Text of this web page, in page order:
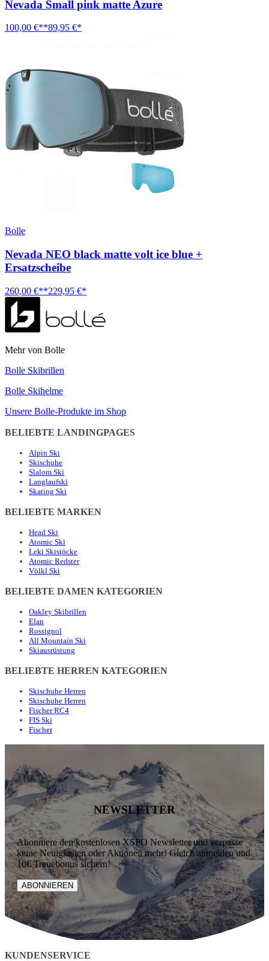
Nevada Small pink matte Azure
100,00 €**89,95 €*
Bolle
Nevada NEO black matte volt ice blue +
Ersatzscheibe
260,00 €**229,95 €*
Mehr von Bolle
Bolle Skibrillen
Bolle Skihelme
Unsere Bolle-Produkte im Shop
BELIEBTE LANDINGPAGES
Alpin Ski
Skischuhe
Slalom Ski
Langlaufski
Skating Ski
BELIEBTE MARKEN
Head Ski
Atomic Ski
Leki Skistöcke
Atomic Redster
Völkl Ski
BELIEBTE DAMEN KATEGORIEN
Oakley Skibrillen
Elan
Rossignol
All Mountain Ski
Skiausrüstung
BELIEBTE HERREN KATEGORIEN
Skischuhe Herren
Skischuhe Herren
Fischer RC4
FIS Ski
Fischer
NEWSLETTER
Abonniere den kostenlosen XSPO Newsletter und verpasse
keine Neuigkeiten oder Aktionen mehr! Gleich anmelden und
10€ Treuebonus sichern!
ABONNIEREN
KUNDENSERVICE